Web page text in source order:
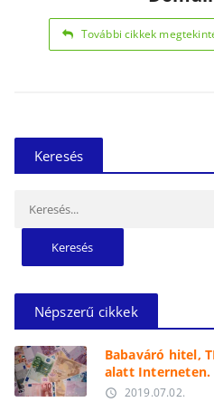
További cikkek
Keresés
Népszerű cikkek
Babaváró hitel,
alatt Interneten.
access_time 2019.07.02.